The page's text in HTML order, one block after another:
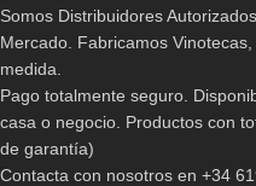
Somos Distribuidores
Mercado. Fabricamos
medida.
Pago totalmente seguro.
casa o negocio. Productos con
de garantía)
Contacta con nosotros en +34